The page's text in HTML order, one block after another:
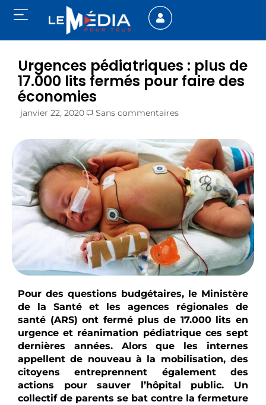
Urgences pédiatriques : plus de
17.000 lits fermés pour faire des
économies
janvier 22, 2020 Sans commentaires
Pour des questions budgétaires, le Ministère
de la Santé et les agences régionales de
santé (ARS) ont fermé plus de 17.000 lits en
urgence et réanimation pédiatrique ces sept
dernières années. Alors que les internes
appellent de nouveau à la mobilisation, des
citoyens entreprennent également des
actions pour sauver l’hôpital public. Un
collectif de parents se bat contre la fermeture